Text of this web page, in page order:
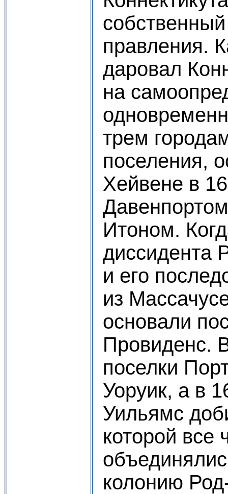
правления.
даровал
на
трем
поселения,
Хейвене в
Итоном.
диссидента
и его
из
основали
Провиденс.
поселки
Уоруик, а в
Уильямс
которой все
колонию